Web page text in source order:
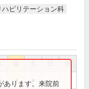
ハビリテーション科
祝
●
あります。来院前